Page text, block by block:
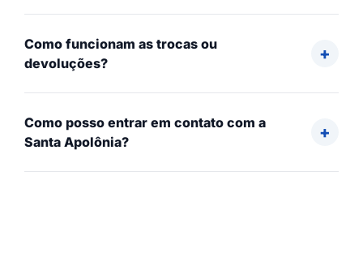
Como funcionam as trocas ou
devoluções?
Como posso entrar em contato com a
Santa Apolônia?